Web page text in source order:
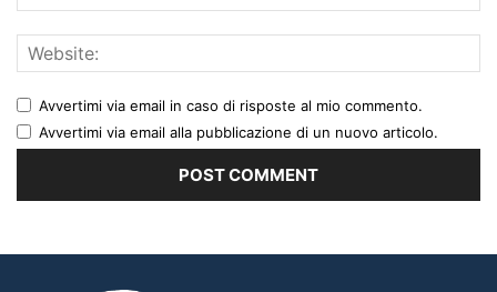
Avvertimi via email in caso di risposte al mio commento.
Avvertimi via email alla pubblicazione di un nuovo articolo.